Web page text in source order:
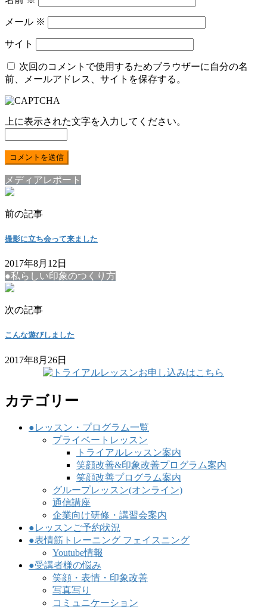
メール ※
サイト
次回のコメントで使用するためブラウザーに自分の名
前、メールアドレス、サイトを保存する。
上に表示された文字を入力してください。
メディアレポート
前の記事
撮影に立ち会って来ました
2017年8月12日
●私らしい印象のつくり方
次の記事
こんな遊びしました
2017年8月26日
カテゴリー
●レッスン・プログラム一覧
プライベートレッスン
トライアルレッスン案内
笑顔改善&印象改善プログラム案内
笑顔改善プログラム案内
グループレッスン(オンライン)
通信講座
企業向け研修・講習会案内
●レッスンご予約状況
●表情筋トレーニング フェイスニング
Youtube情報
●受講者様の悩み
笑顔・表情・印象改善
写真写り
コミュニケーション